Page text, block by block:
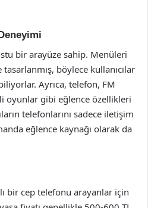
bir arayüze sahip. Menüleri
böylece kullanıcılar
Ayrıca, telefon, FM
oyunlar gibi eğlence özellikleri
telefonlarını sadece iletişim
eğlence kaynağı olarak da
bir cep telefonu arayanlar için